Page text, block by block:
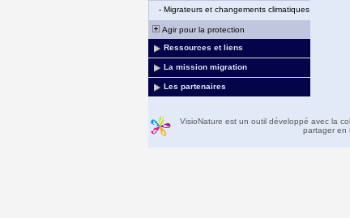
- Migrateurs et changements climatiques
Agir pour la protection
Ressources et liens
La mission migration
Les partenaires
VisioNature est un outil développé avec la
partager en